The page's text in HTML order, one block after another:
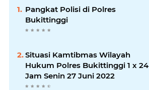
Pangkat Polisi di Polres
Bukittinggi
Situasi Kamtibmas Wilayah
Hukum Polres Bukittinggi 1 x 24
Jam Senin 27 Juni 2022